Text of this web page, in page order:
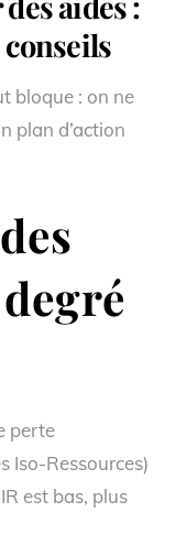
bloque : on ne
plan d’action
perte
Iso-Ressources)
est bas, plus